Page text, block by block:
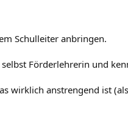
Schulleiter anbringen.
Förderlehrerin und
wirklich anstrengend ist